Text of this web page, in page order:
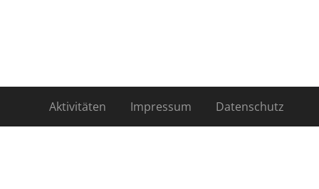
Aktivitäten Impressum Datenschutz